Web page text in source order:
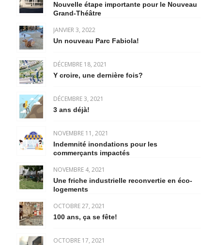
Nouvelle étape importante pour le Nouveau
Grand-Théâtre
JANVIER 3, 2022
Un nouveau Parc Fabiola!
DÉCEMBRE 18, 2021
Y croire, une dernière fois?
DÉCEMBRE 3, 2021
3 ans déjà!
NOVEMBRE 11, 2021
Indemnité inondations pour les
commerçants impactés
NOVEMBRE 4, 2021
Une friche industrielle reconvertie en éco-
logements
OCTOBRE 27, 2021
100 ans, ça se fête!
OCTOBRE 17, 2021